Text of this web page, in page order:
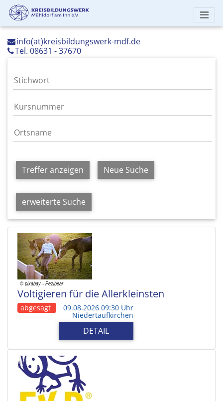
info(at)kreisbildungswerk-mdf.de
Tel. 08631 - 37670
Treffer anzeigen Neue Suche
erweiterte Suche
Voltigieren für die Allerkleinsten
abgesagt 09.08.2026 09:30 Uhr
Niedertaufkirchen
DETAIL